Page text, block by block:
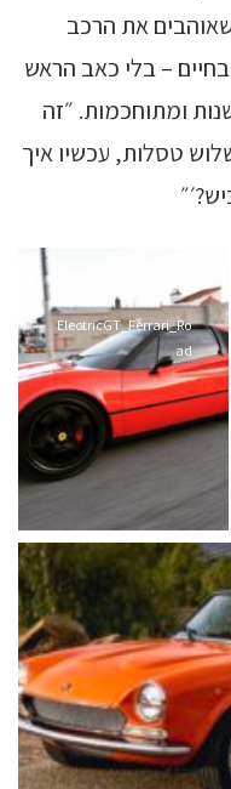
את הרכב
– בלי כאב הראש
ומתוחכמות. ״זה
טסלות, עכשיו איך
ElectricGT_Ferrari_Ro
ad